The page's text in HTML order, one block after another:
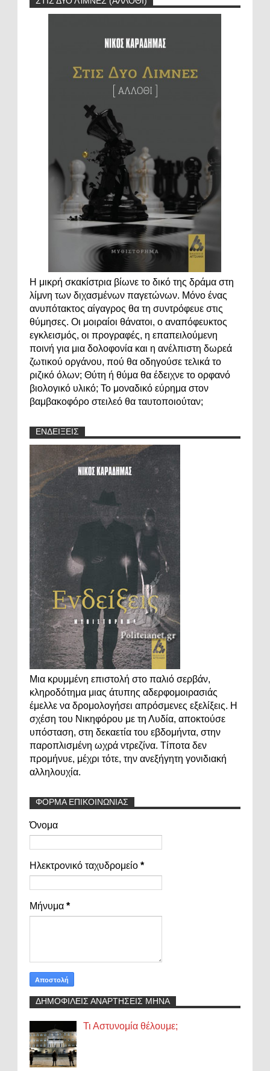
Η μικρή σκακίστρια βίωνε το δικό της δράμα στη
λίμνη των διχασμένων παγετώνων. Μόνο ένας
ανυπότακτος αίγαγρος θα τη συντρόφευε στις
θύμησες. Οι μοιραίοι θάνατοι, ο αναπόφευκτος
εγκλεισμός, οι προγραφές, η επαπειλούμενη
ποινή για μια δολοφονία και η ανέλπιστη δωρεά
ζωτικού οργάνου, πού θα οδηγούσε τελικά το
ριζικό όλων; Θύτη ή θύμα θα έδειχνε το ορφανό
βιολογικό υλικό; Το μοναδικό εύρημα στον
βαμβακοφόρο στειλεό θα ταυτοποιούταν;
ΕΝΔΕΙΞΕΙΣ
Μια κρυμμένη επιστολή στο παλιό σερβάν,
κληροδότημα μιας άτυπης αδερφομοιρασιάς
έμελλε να δρομολογήσει απρόσμενες εξελίξεις. Η
σχέση του Νικηφόρου με τη Λυδία, αποκτούσε
υπόσταση, στη δεκαετία του εβδομήντα, στην
παροπλισμένη ωχρά ντρεζίνα. Τίποτα δεν
προμήνυε, μέχρι τότε, την ανεξήγητη γονιδιακή
αλληλουχία.
ΦΟΡΜΑ ΕΠΙΚΟΙΝΩΝΙΑΣ
Όνομα
Ηλεκτρονικό ταχυδρομείο *
Μήνυμα *
ΔΗΜΟΦΙΛΕΙΣ ΑΝΑΡΤΗΣΕΙΣ ΜΗΝΑ
Τι Αστυνομία θέλουμε;